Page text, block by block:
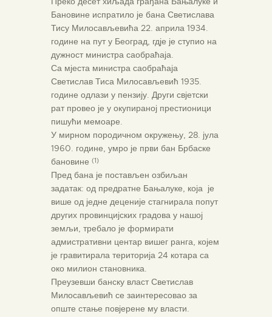
Бановине испратило је бана Светислава
Тису Милосављевића 22. априла 1934.
године на пут у Београд, гдје је ступио на
дужност министра саобраћаја.
Са мјеста министра саобраћаја
Светислав Тиса Милосављевић 1935.
године одлази у пензију. Други свјетски
рат провео је у окупираној престионици
пишући мемоаре.
У мирном породичном окружењу, 28. јула
1960. године, умро је први бан Брбаске
бановине (1)
Пред бана је постављен озбиљан
задатак: од предратне Бањалуке, која је
више од једне деценије стагнирала попут
других провинцијских градова у нашој
земљи, требало је формирати
адмистративни центар вишег ранга, којем
је гравитирала територија 24 котара са
око милион становника.
Преузевши банску власт Светислав
Милосављевић се заинтересовао за
опште стање повјерене му власти.